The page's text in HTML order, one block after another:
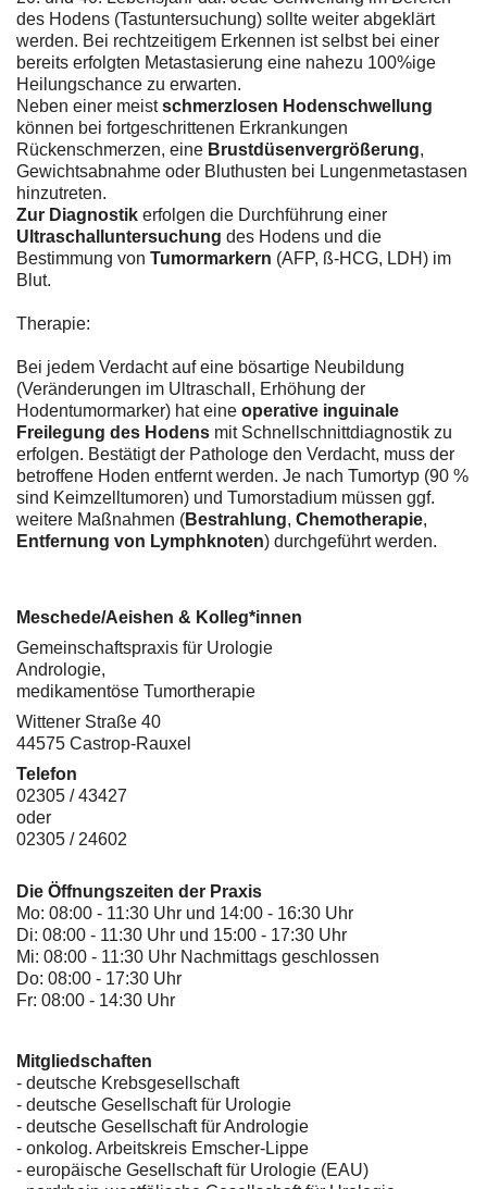
des Hodens (Tastuntersuchung) sollte weiter abgeklärt
werden. Bei rechtzeitigem Erkennen ist selbst bei einer
bereits erfolgten Metastasierung eine nahezu 100%ige
Heilungschance zu erwarten.
Neben einer meistschmerzlosen Hodenschwellung
können bei fortgeschrittenen Erkrankungen
Rückenschmerzen, eine Brustdüsenvergrößerung,
Gewichtsabnahme oder Bluthusten bei Lungenmetastasen
hinzutreten.
Zur Diagnostik erfolgen die Durchführung einer
Ultraschalluntersuchung des Hodens und die
Bestimmung von Tumormarkern (AFP, ß-HCG, LDH) im
Blut.
Therapie:
Bei jedem Verdacht auf eine bösartige Neubildung
(Veränderungen im Ultraschall, Erhöhung der
Hodentumormarker) hat eine operative inguinale
Freilegung des Hodens mit Schnellschnittdiagnostik zu
erfolgen. Bestätigt der Pathologe den Verdacht, muss der
betroffene Hoden entfernt werden. Je nach Tumortyp (90 %
sind Keimzelltumoren) und Tumorstadium müssen ggf.
weitere Maßnahmen (Bestrahlung, Chemotherapie,
Entfernung von Lymphknoten) durchgeführt werden.
Meschede/Aeishen & Kolleg*innen
Gemeinschaftspraxis für Urologie
Andrologie,
medikamentöse Tumortherapie
Wittener Straße 40
44575 Castrop-Rauxel
Telefon
02305 / 43427
oder
02305 / 24602
Die Öffnungszeiten der Praxis
Mo: 08:00 - 11:30 Uhr und 14:00 - 16:30 Uhr
Di: 08:00 - 11:30 Uhr und 15:00 - 17:30 Uhr
Mi: 08:00 - 11:30 Uhr Nachmittags geschlossen
Do: 08:00 - 17:30 Uhr
Fr: 08:00 - 14:30 Uhr
Mitgliedschaften
- deutsche Krebsgesellschaft
- deutsche Gesellschaft für Urologie
- deutsche Gesellschaft für Andrologie
- onkolog. Arbeitskreis Emscher-Lippe
- europäische Gesellschaft für Urologie (EAU)